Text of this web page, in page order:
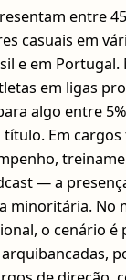
entre
casuais em
e em Portugal.
em ligas
algo entre
Em
— a
minoritária. No
o cenário é